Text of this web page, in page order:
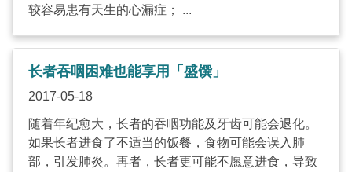
较容易患有天生的心漏症； ...
长者吞咽困难也能享用「盛馔」
2017-05-18
随着年纪愈大，长者的吞咽功能及牙齿可能会退化。
如果长者进食了不适当的饭餐，食物可能会误入肺
部，引发肺炎。再者，长者更可能不愿意进食，导致